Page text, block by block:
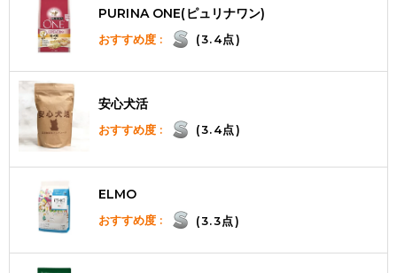
PURINA ONE(ピュリナワン)
おすすめ度 : (3.4点)
安心犬活
おすすめ度 : (3.4点)
ELMO
おすすめ度 : (3.3点)